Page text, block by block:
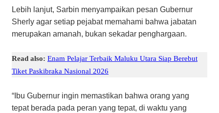
Lebih lanjut, Sarbin menyampaikan pesan Gubernur
Sherly agar setiap pejabat memahami bahwa jabatan
merupakan amanah, bukan sekadar penghargaan.
Read also: Enam Pelajar Terbaik Maluku Utara Siap Berebut
Tiket Paskibraka Nasional 2026
“Ibu Gubernur ingin memastikan bahwa orang yang
tepat berada pada peran yang tepat, di waktu yang